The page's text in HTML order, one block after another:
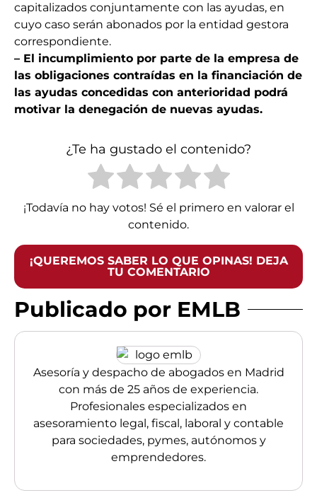
capitalizados conjuntamente con las ayudas, en
cuyo caso serán abonados por la entidad gestora
correspondiente.
– El incumplimiento por parte de la empresa de
las obligaciones contraídas en la financiación de
las ayudas concedidas con anterioridad podrá
motivar la denegación de nuevas ayudas.
¿Te ha gustado el contenido?
¡Todavía no hay votos! Sé el primero en valorar el
contenido.
¡QUEREMOS SABER LO QUE OPINAS! DEJA
TU COMENTARIO
Publicado por EMLB
Asesoría y despacho de abogados en Madrid
con más de 25 años de experiencia.
Profesionales especializados en
asesoramiento legal, fiscal, laboral y contable
para sociedades, pymes, autónomos y
emprendedores.